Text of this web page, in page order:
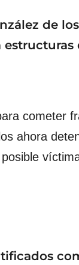
de
cometer
ahora